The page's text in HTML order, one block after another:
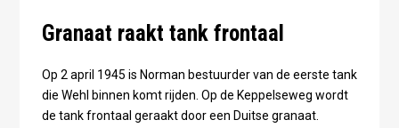
Granaat raakt tank frontaal
Op 2 april 1945 is Norman bestuurder van de eerste tank
die Wehl binnen komt rijden. Op de Keppelseweg wordt
de tank frontaal geraakt door een Duitse granaat.